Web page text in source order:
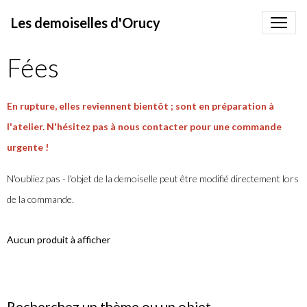
Les demoiselles d'Orucy
Fées
En rupture, elles reviennent bientôt ; sont en préparation à
l'atelier. N'hésitez pas à nous contacter pour une commande
urgente !
N'oubliez pas - l'objet de la demoiselle peut être modifié directement lors
de la commande.
Aucun produit à afficher